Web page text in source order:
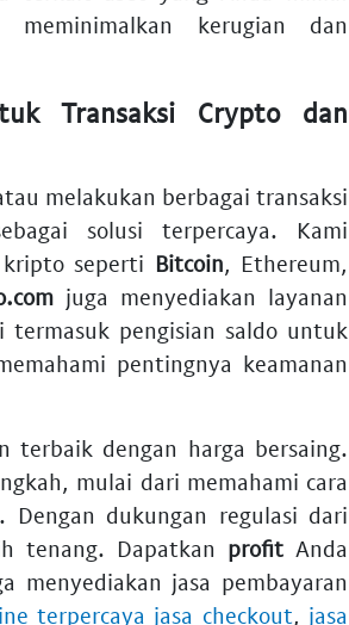
kerugian dan
Transaksi Crypto dan
melakukan berbagai transaksi
solusi terpercaya. Kami
seperti Bitcoin, Ethereum,
juga menyediakan layanan
pengisian saldo untuk
pentingnya keamanan
terbaik dengan harga bersaing.
mulai dari memahami cara
Dengan dukungan regulasi dari
tenang. Dapatkan profit Anda
menyediakan jasa pembayaran
terpercaya jasa checkout, jasa